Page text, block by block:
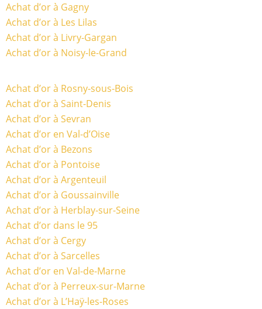
Achat d’or à Gagny
Achat d’or à Les Lilas
Achat d’or à Livry-Gargan
Achat d’or à Noisy-le-Grand
Achat d’or à Rosny-sous-Bois
Achat d’or à Saint-Denis
Achat d’or à Sevran
Achat d’or en Val-d’Oise
Achat d’or à Bezons
Achat d’or à Pontoise
Achat d’or à Argenteuil
Achat d’or à Goussainville
Achat d’or à Herblay-sur-Seine
Achat d’or dans le 95
Achat d’or à Cergy
Achat d’or à Sarcelles
Achat d’or en Val-de-Marne
Achat d’or à Perreux-sur-Marne
Achat d’or à L’Haÿ-les-Roses